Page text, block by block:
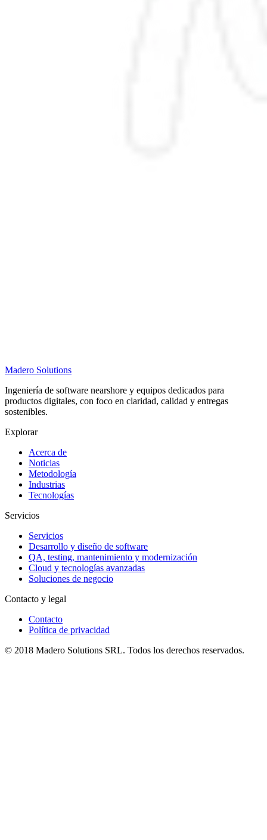
Madero Solutions
Ingeniería de software nearshore y equipos dedicados para
productos digitales, con foco en claridad, calidad y entregas
sostenibles.
Explorar
Acerca de
Noticias
Metodología
Industrias
Tecnologías
Servicios
Servicios
Desarrollo y diseño de software
QA, testing, mantenimiento y modernización
Cloud y tecnologías avanzadas
Soluciones de negocio
Contacto y legal
Contacto
Política de privacidad
© 2018 Madero Solutions SRL. Todos los derechos reservados.